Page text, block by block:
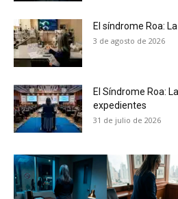
No te pierdas
últimas noticias
Suscríbete a nuestro
El síndrome Roa:
3 de agosto de 2026
El Síndrome Roa:
expedientes
31 de julio de 2026